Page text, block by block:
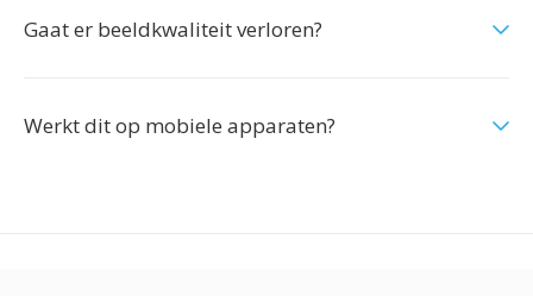
Gaat er beeldkwaliteit verloren?
Werkt dit op mobiele apparaten?